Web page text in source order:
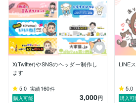
・絵画教室講師（幼児・学生を対
・押し花アート制作（ウェディン
アート作品を制作）
小学校にてブックママ（図書ボラ
っています。
X(Twitter)やSNSのヘッダー制作し
ます
5.0 実績160件
購入可能
3,000円
LINE
5.0
購入可